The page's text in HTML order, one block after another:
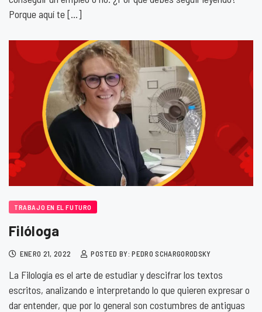
Porque aquí te […]
TRABAJO EN EL FUTURO
Filóloga
ENERO 21, 2022 POSTED BY: PEDRO SCHARGORODSKY
La Filología es el arte de estudiar y descifrar los textos
escritos, analizando e interpretando lo que quieren expresar o
dar entender, que por lo general son costumbres de antiguas